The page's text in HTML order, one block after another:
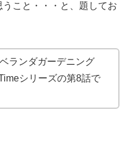
こと・・・と、題してお
ランダガーデニング
シリーズの第8話で